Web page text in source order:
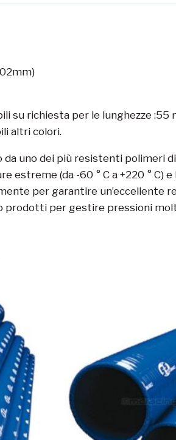
su richiesta per le lunghezze
altri colori.
da uno dei più resistenti polimeri
(da -60 ° C a +220 ° C) e
per garantire un’eccellente
prodotti per gestire pressioni